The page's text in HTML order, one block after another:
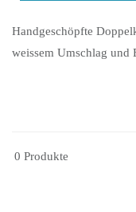
Handgeschöpfte
weissem Umschlag und
0 Produkte